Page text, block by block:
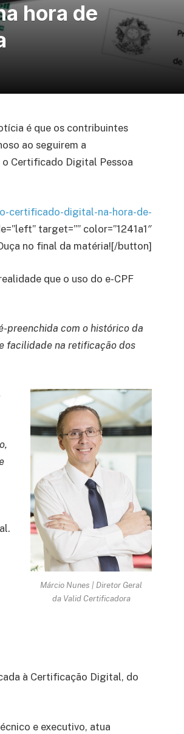
hora de
é que os contribuintes
ao seguirem a
o Certificado Digital Pessoa
certificado-digital-na-hora-de-
target=”” color=”1241a1″
no final da matéria![/button]
que o uso do e-CPF
preenchida com o histórico da
facilidade na retificação dos
Márcio Nunes | Diretor Geral
da Valid Certificadora
à Certificação Digital, do
e executivo, atua